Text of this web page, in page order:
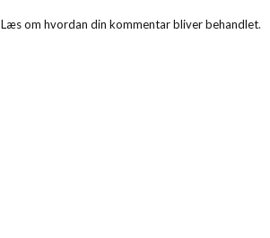
Læs om hvordan din kommentar bliver behandlet.